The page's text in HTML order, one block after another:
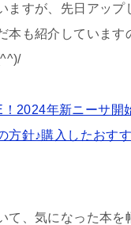
ますが、先日アップ
本も紹介しています
！2024年新ニーサ開
方針♪購入したおす
て、気になった本を